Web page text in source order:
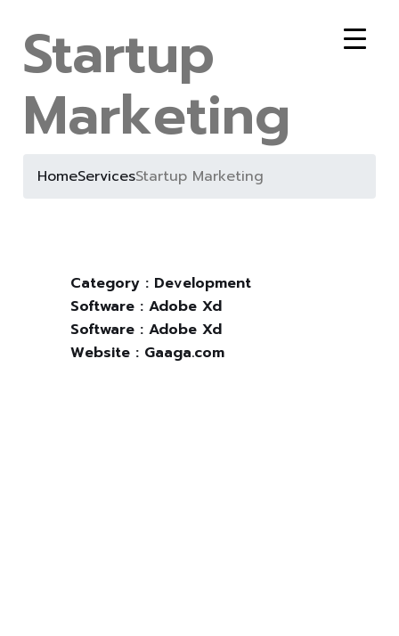
Startup
Marketing
HomeServicesStartup Marketing
Category : Development
Software : Adobe Xd
Software : Adobe Xd
Website : Gaaga.com